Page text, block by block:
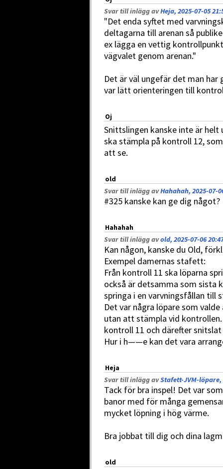
Svar till inlägg avHeja, 2025-07-05
"Det enda syftet med
deltagarna till arenan så
ex lägga en vettig
vägvalet genom arenan."
Det är väl ungefär det man
var lätt orienteringen till
Oj
Snittslingen kanske inte är
ska stämpla på kontroll 12,
att se.
old
Svar till inlägg avHahahah, 2025-07-
#325 kanske kan ge dig något?
Hahahah
Svar till inlägg avold, 2025-07-06
Kan någon, kanske du Old,
Exempel damernas stafett:
Från kontroll 11 ska löparna
också är detsamma som sista
springa i en varvningsfållan till
Det var några löpare som
utan att stämpla vid
kontroll 11 och därefter snitslat
Hur i h——e kan det vara
Heja
Svar till inlägg avStafett-JVM-löpare,
Tack för bra inspel! Det var
banor med för många
mycket löpning i hög värme.
Bra jobbat till dig och dina
old